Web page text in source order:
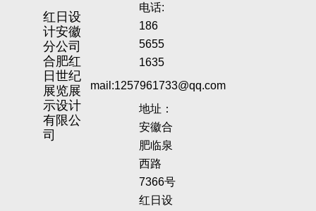
红日设
计安徽
分公司
合肥红
日世纪
展览展
示设计
有限公
司
电话:
186
5655
1635
mail:1257961733@qq.com
地址：
安徽合
肥临泉
西路
7366号
红日设